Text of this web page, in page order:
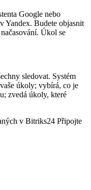
Google nebo
Yandex. Budete objasnit
Úkol se
sledovat. Systém
úkoly; vybírá, co je
zvedá úkoly, které
v Bitriks24 Připojte